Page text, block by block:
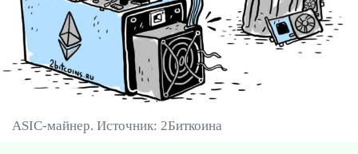
ASIC-майнер. Источник: 2Биткоина